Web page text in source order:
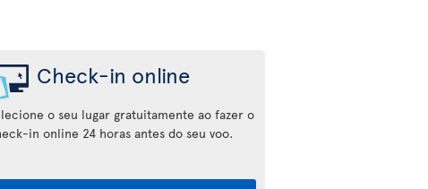
Check-in online
o seu lugar gratuitamente ao fazer o
in online 24 horas antes do seu voo.